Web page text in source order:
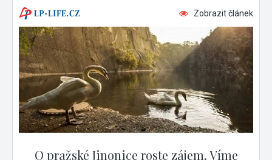
Zobrazit článek
O pražské Jinonice roste zájem. Víme